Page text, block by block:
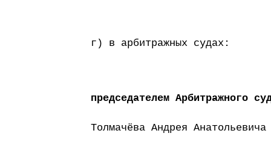
г) в арбитражных судах:
председателем Арбитражного
Толмачёва Андрея Анатольевича